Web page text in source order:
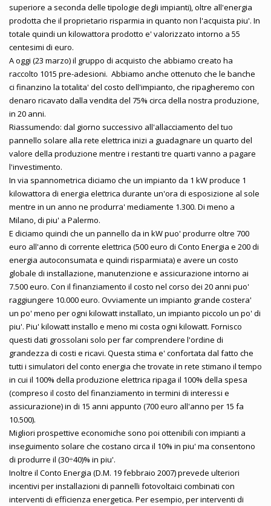
superiore a seconda delle tipologie degli impianti), oltre all'energia
prodotta che il proprietario risparmia in quanto non l'acquista piu'. In
totale quindi un kilowattora prodotto e' valorizzato intorno a 55
centesimi di euro.
A oggi (23 marzo) il gruppo di acquisto che abbiamo creato ha
raccolto 1015 pre-adesioni. Abbiamo anche ottenuto che le banche
ci finanzino la totalita' del costo dell'impianto, che ripagheremo con
denaro ricavato dalla vendita del 75% circa della nostra produzione,
in 20 anni.
Riassumendo: dal giorno successivo all'allacciamento del tuo
pannello solare alla rete elettrica inizi a guadagnare un quarto del
valore della produzione mentre i restanti tre quarti vanno a pagare
l'investimento.
In via spannometrica diciamo che un impianto da 1 kW produce 1
kilowattora di energia elettrica durante un'ora di esposizione al sole
mentre in un anno ne produrra' mediamente 1.300. Di meno a
Milano, di piu' a Palermo.
E diciamo quindi che un pannello da in kW puo' produrre oltre 700
euro all'anno di corrente elettrica (500 euro di Conto Energia e 200 di
energia autoconsumata e quindi risparmiata) e avere un costo
globale di installazione, manutenzione e assicurazione intorno ai
7.500 euro. Con il finanziamento il costo nel corso dei 20 anni puo'
raggiungere 10.000 euro. Ovviamente un impianto grande costera'
un po' meno per ogni kilowatt installato, un impianto piccolo un po' di
piu'. Piu' kilowatt installo e meno mi costa ogni kilowatt. Fornisco
questi dati grossolani solo per far comprendere l'ordine di
grandezza di costi e ricavi. Questa stima e' confortata dal fatto che
tutti i simulatori del conto energia che trovate in rete stimano il tempo
in cui il 100% della produzione elettrica ripaga il 100% della spesa
(compreso il costo del finanziamento in termini di interessi e
assicurazione) in di 15 anni appunto (700 euro all'anno per 15 fa
10.500).
Migliori prospettive economiche sono poi ottenibili con impianti a
inseguimento solare che costano circa il 10% in piu' ma consentono
di produrre il (30÷40)% in piu'.
Inoltre il Conto Energia (D.M. 19 febbraio 2007) prevede ulteriori
incentivi per installazioni di pannelli fotovoltaici combinati con
interventi di efficienza energetica. Per esempio, per interventi di